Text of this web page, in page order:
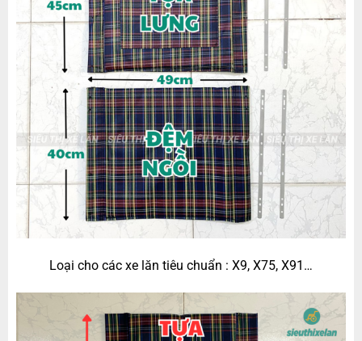
Loại cho các xe lăn tiêu chuẩn : X9, X75, X91…